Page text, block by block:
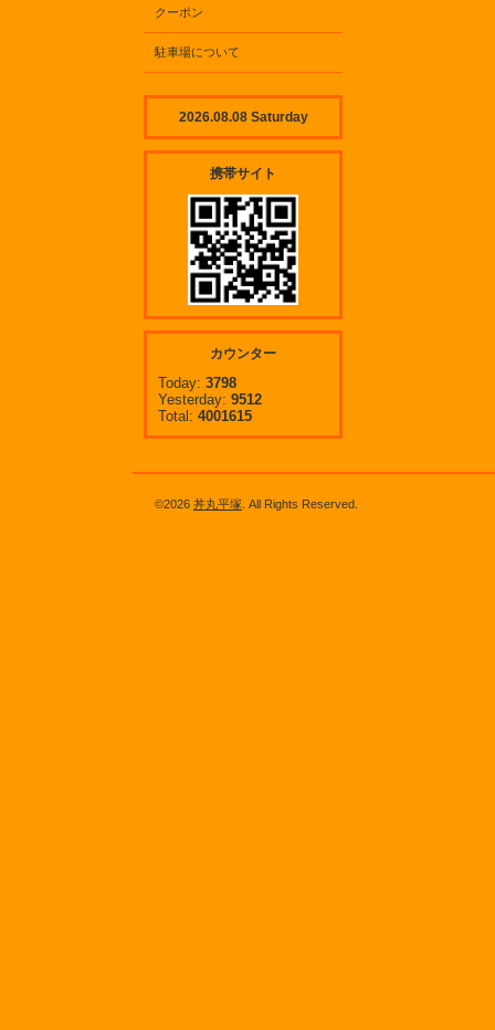
クーポン
駐車場について
2026.08.08 Saturday
携帯サイト
カウンター
Today: 3798
Yesterday: 9512
Total: 4001615
©2026 丼丸平塚 . All Rights Reserved.